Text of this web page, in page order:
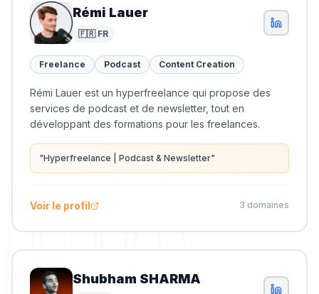
Rémi Lauer
🇫🇷 FR
Freelance Podcast Content Creation
Rémi Lauer est un hyperfreelance qui propose des
services de podcast et de newsletter, tout en
développant des formations pour les freelances.
"Hyperfreelance | Podcast & Newsletter"
Voir le profil 3 domaines
Shubham SHARMA